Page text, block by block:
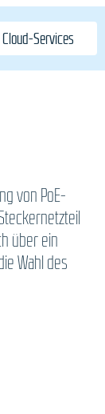
Cloud-Services
von PoE-
über ein
Wahl des